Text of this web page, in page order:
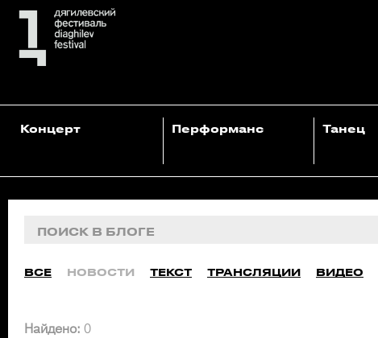
Концерт Перформанс Танец
ВСЕ НОВОСТИ ТЕКСТ ТРАНСЛЯЦИИ ВИДЕО
Найдено: 0